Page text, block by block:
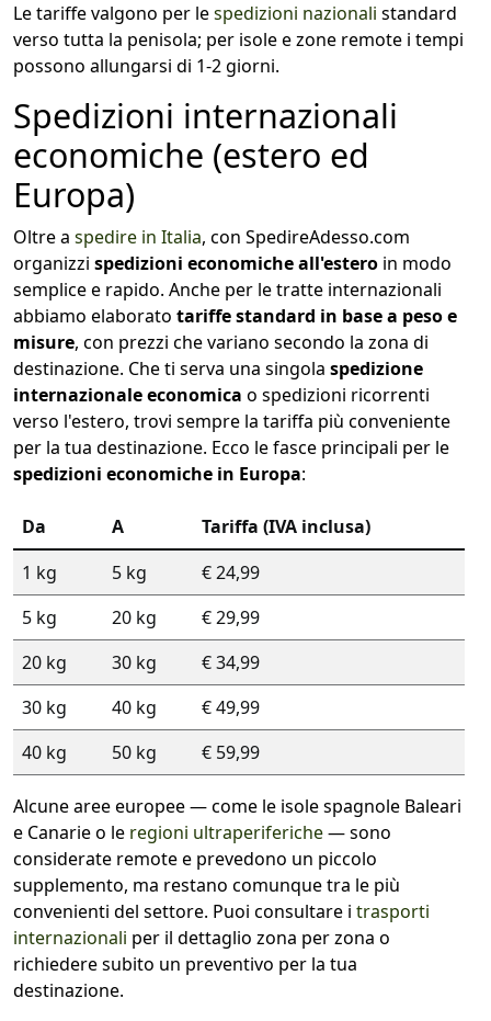
Le tariffe valgono per lespedizioni nazionali standard
verso tutta la penisola; per isole e zone remote i tempi
possono allungarsi di 1-2 giorni.
Spedizioni internazionali
economiche (estero ed
Europa)
Oltre a spedire in Italia, con SpedireAdesso.com
organizzi spedizioni economiche all'estero in modo
semplice e rapido. Anche per le tratte internazionali
abbiamo elaborato tariffe standard in base a peso e
misure, con prezzi che variano secondo la zona di
destinazione. Che ti serva una singola spedizione
internazionale economica o spedizioni ricorrenti
verso l'estero, trovi sempre la tariffa più conveniente
per la tua destinazione. Ecco le fasce principali per le
spedizioni economiche in Europa:
Da A
Tariffa (IVA inclusa)
1 kg
5 kg
€ 24,99
5 kg
20 kg
€ 29,99
20 kg
30 kg
€ 34,99
30 kg
40 kg
€ 49,99
40 kg
50 kg € 59,99
Alcune aree europee — come le isole spagnole Baleari
e Canarie o le regioni ultraperiferiche— sono
considerate remote e prevedono un piccolo
supplemento, ma restano comunque tra le più
convenienti del settore. Puoi consultare i trasporti
internazionali per il dettaglio zona per zona o
richiedere subito un preventivo per la tua
destinazione.